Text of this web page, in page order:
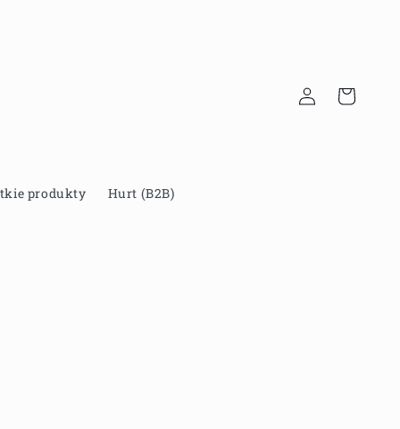
produkty Hurt (B2B)
Zaloguj
się
Koszyk